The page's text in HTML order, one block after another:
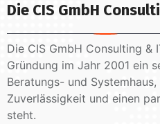
Die CIS GmbH
Die CIS GmbH Consulting &
Gründung im Jahr 2001 ein
Beratungs- und
Zuverlässigkeit und einen
steht.